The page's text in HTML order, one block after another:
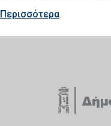
Περισσότερα